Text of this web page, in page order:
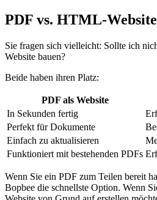
PDF vs. HTML-Website
Sie fragen sich vielleicht: Sollte ich
Website bauen?
Beide haben ihren Platz:
PDF als Website
In Sekunden fertig
Perfekt für Dokumente
Einfach zu aktualisieren
Funktioniert mit bestehenden PDFs
Wenn Sie ein PDF zum Teilen bereit
Bopbee die schnellste Option. Wenn